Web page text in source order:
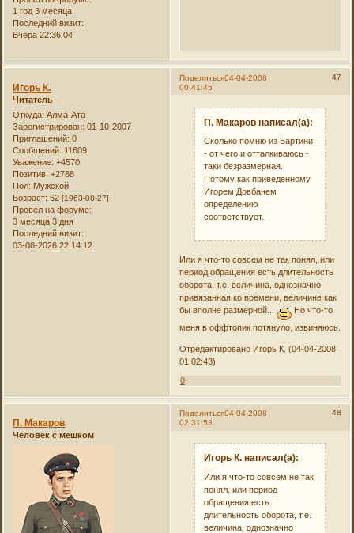
1 год 3 месяца
Последний визит:
Вчера 22:36:04
Поделиться 47
04-04-2008
00:41:45
Игорь К.
Читатель
Откуда: Алма-Ата
Зарегистрирован: 01-10-2007
Приглашений: 0
Сообщений: 11609
Уважение: +4570
Позитив: +2788
Пол: Мужской
Возраст: 62[1963-08-27]
Провел на форуме:
3 месяца 3 дня
Последний визит:
03-08-2026 22:14:12
П. Макаров написал(а):
Сколько помню из Бартини
- от чего и отталкиваюсь -
таки безразмерная.
Потому как приведенному
Игорем Довбанем
определению
соответствует.
Или я что-то совсем не так понял, или
период обращения есть длительность
оборота, т.е. величина, однозначно
привязанная ко времени, величине как
бы вполне размерной...
Но что-то
меня в оффтопик потянуло, извиняюсь.
Отредактировано Игорь К. (04-04-2008
01:02:43)
0
Поделиться 48
04-04-2008
02:31:53
П. Макаров
Человек с мешком
Игорь К. написал(а):
Или я что-то совсем не так
понял, или период
обращения есть
длительность оборота, т.е.
величина, однозначно